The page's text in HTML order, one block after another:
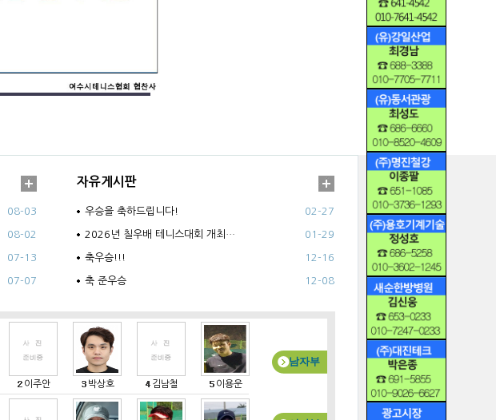
08-03
08-02
07-13
07-07
자유게시판
우승을 축하드립니다! 02-27
2026년 칠우배 테니스대회 개최… 01-29
축우승!!! 12-16
축 준우승 12-08
이주안 박상호 김남철 이용운
남자부